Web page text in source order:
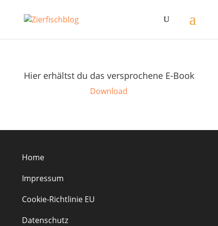
Hier erhältst du das versprochene E-Book
Download
Home
Impressum
Cookie-Richtlinie EU
Datenschutz